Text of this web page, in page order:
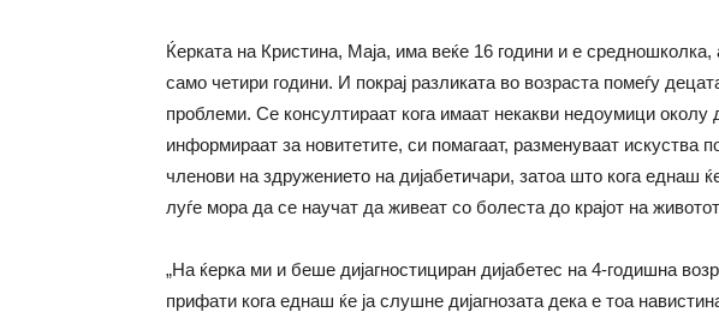
Ќерката на Кристина, Маја, има веќе 16 години и е
само четири години. И покрај разликата во возраста помеѓу
проблеми. Се консултираат кога имаат некакви недоумици околу
информираат за новитетите, си помагаат, разменуваат искуства
членови на здружението на дијабетичари, затоа што кога еднаш
луѓе мора да се научат да живеат со болеста до крајот на
„На ќерка ми и беше дијагностициран дијабетес на 4-годишна
прифати кога еднаш ќе ја слушне дијагнозата дека е тоа